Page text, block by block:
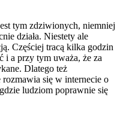
tym zdziwionych, niemniej
działa. Niestety ale
Częściej tracą kilka godzin
i a przy tym uważa, że za
Dlatego też
się w internecie o
ludziom poprawnie się